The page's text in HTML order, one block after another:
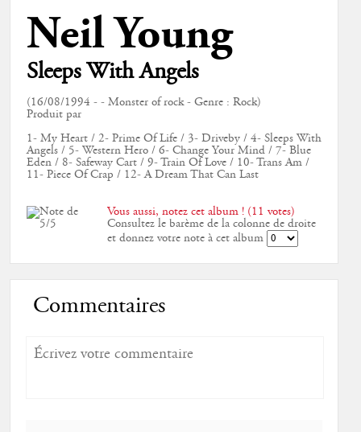
Neil Young
Sleeps With Angels
(16/08/1994 - - Monster of rock - Genre : Rock)
Produit par
1- My Heart / 2- Prime Of Life / 3- Driveby / 4- Sleeps With
Angels / 5- Western Hero / 6- Change Your Mind / 7- Blue
Eden / 8- Safeway Cart / 9- Train Of Love / 10- Trans Am /
11- Piece Of Crap / 12- A Dream That Can Last
Vous aussi, notez cet album ! (11 votes)
Consultez le barème de la colonne de droite
et donnez votre note à cet album
Commentaires